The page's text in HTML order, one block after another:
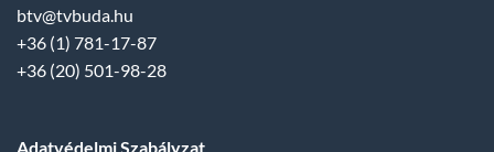
btv@tvbuda.hu
+36 (1) 781-17-87
+36 (20) 501-98-28
Adatvédelmi Szabályzat